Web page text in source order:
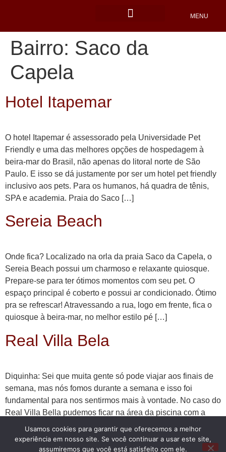
MENU
Bairro: Saco da
Capela
Hotel Itapemar
O hotel Itapemar é assessorado pela Universidade Pet
Friendly e uma das melhores opções de hospedagem à
beira-mar do Brasil, não apenas do litoral norte de São
Paulo. E isso se dá justamente por ser um hotel pet friendly
inclusivo aos pets. Para os humanos, há quadra de tênis,
SPA e academia. Praia do Saco […]
Sereia Beach
Onde fica? Localizado na orla da praia Saco da Capela, o
Sereia Beach possui um charmoso e relaxante quiosque.
Prepare-se para ter ótimos momentos com seu pet. O
espaço principal é coberto e possui ar condicionado. Ótimo
pra se refrescar! Atravessando a rua, logo em frente, fica o
quiosque à beira-mar, no melhor estilo pé […]
Real Villa Bela
Diquinha: Sei que muita gente só pode viajar aos finais de
semana, mas nós fomos durante a semana e isso foi
fundamental para nos sentirmos mais à vontade. No caso do
Real Villa Bella pudemos ficar na área da piscina com a
Ella, Beethoven e Lisa porque éramos praticamente nós.
Com a casa cheia, haverá […]
Usamos cookies para garantir que oferecemos a melhor
experiência em nosso site. Se você continuar a usar este site,
assumiremos que você está satisfeito com ele.